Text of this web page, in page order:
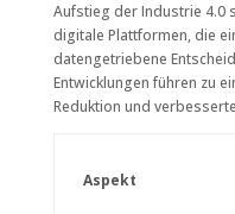
Aufstieg der Industrie 4.0
digitale Plattformen, die
datengetriebene
Entwicklungen führen zu
Reduktion und
Aspekt